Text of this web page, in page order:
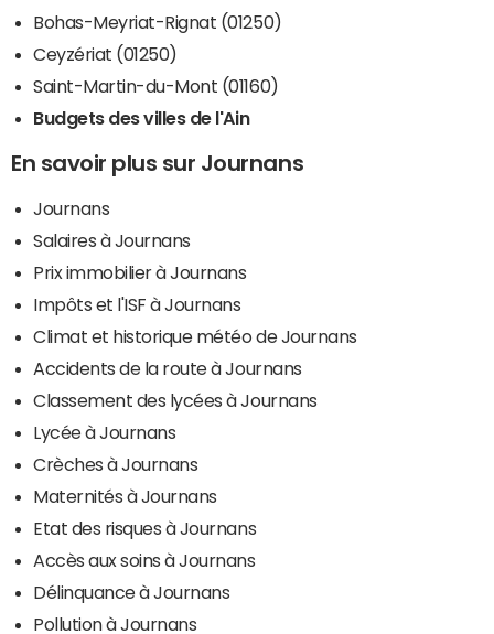
Bohas-Meyriat-Rignat (01250)
Ceyzériat (01250)
Saint-Martin-du-Mont (01160)
Budgets des villes de l'Ain
En savoir plus sur Journans
Journans
Salaires à Journans
Prix immobilier à Journans
Impôts et l'ISF à Journans
Climat et historique météo de Journans
Accidents de la route à Journans
Classement des lycées à Journans
Lycée à Journans
Crèches à Journans
Maternités à Journans
Etat des risques à Journans
Accès aux soins à Journans
Délinquance à Journans
Pollution à Journans